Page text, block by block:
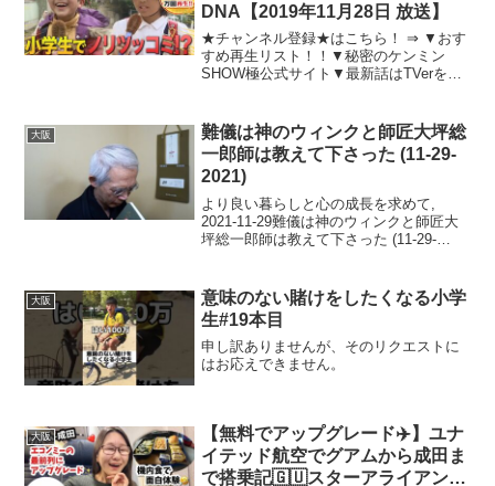
DNA【2019年11月28日 放送】
★チャンネル登録★はこちら！ ⇒ ▼おす
すめ再生リスト！！▼秘密のケンミン
SHOW極公式サイト▼最新話はTVerをチ
いします！ ⇒ #ケンミンショー #大阪
#方言...
大阪
難儀は神のウィンクと師匠大坪総
一郎師は教えて下さった (11-29-
2021)
より良い暮らしと心の成長を求めて,
2021-11-29難儀は神のウィンクと師匠大
坪総一郎師は教えて下さった (11-29-
や物事に対する影響を大きく左右しま
す。...
大阪
意味のない賭けをしたくなる小学
生#19本目
申し訳ありませんが、そのリクエストに
はお応えできません。
大阪
【無料でアップグレード✈️】ユナ
イテッド航空でグアムから成田ま
で搭乗記🇬🇺スターアライアンス